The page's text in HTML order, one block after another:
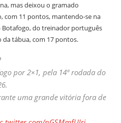
mas deixou o gramado
com 11 pontos, mantendo-se na
Botafogo, do treinador português
da tábua, com 17 pontos.
por 2×1, pela 14ª rodada do
uma grande vitória fora de